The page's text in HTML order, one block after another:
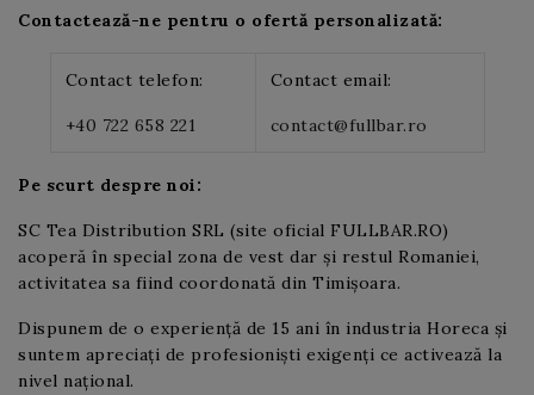
Contactează-ne pentru o ofertă personalizată:
Contact telefon:
+40 722 658 221
Contact email:
contact@fullbar.ro
Pe scurt despre noi:
SC Tea Distribution SRL (site oficial FULLBAR.RO)
acoperă în special zona de vest dar și restul Romaniei,
activitatea sa fiind coordonată din Timișoara.
Dispunem de o experiență de 15 ani în industria Horeca și
suntem apreciați de profesioniști exigenți ce activează la
nivel național.